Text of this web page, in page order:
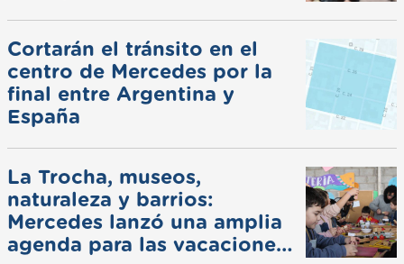
Cortarán el tránsito en el
centro de Mercedes por la
final entre Argentina y
España
La Trocha, museos,
naturaleza y barrios:
Mercedes lanzó una amplia
agenda para las vacaciones